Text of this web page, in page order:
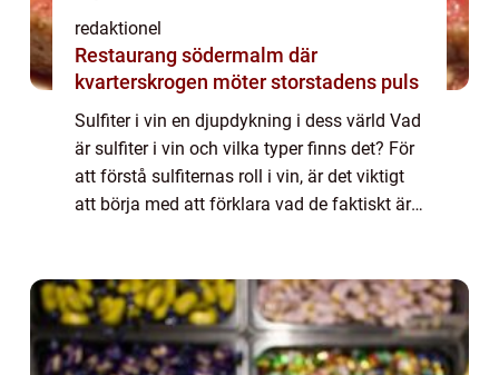
redaktionel
Restaurang södermalm där
kvarterskrogen möter storstadens puls
Sulfiter i vin en djupdykning i dess värld Vad
är sulfiter i vin och vilka typer finns det? För
att förstå sulfiternas roll i vin, är det viktigt
att börja med att förklara vad de faktiskt är.